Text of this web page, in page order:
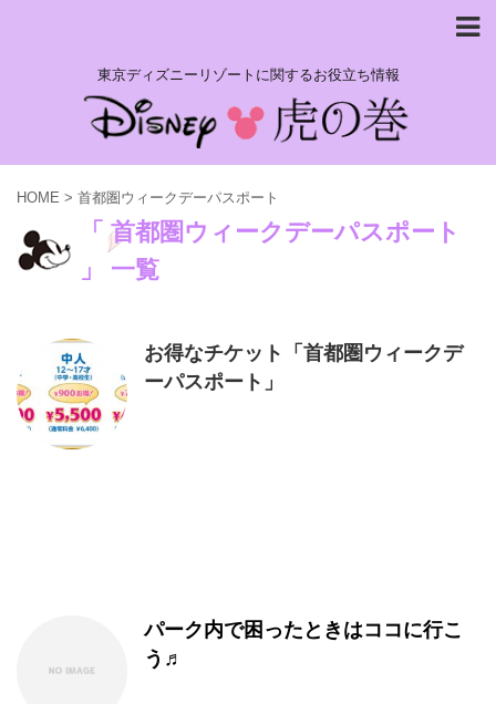
東京ディズニーリゾートに関するお役立ち情報
HOME > 首都圏ウィークデーパスポート
「 首都圏ウィークデーパスポート
」 一覧
お得なチケット「首都圏ウィークデ
ーパスポート」
パーク内で困ったときはココに行こ
う♬